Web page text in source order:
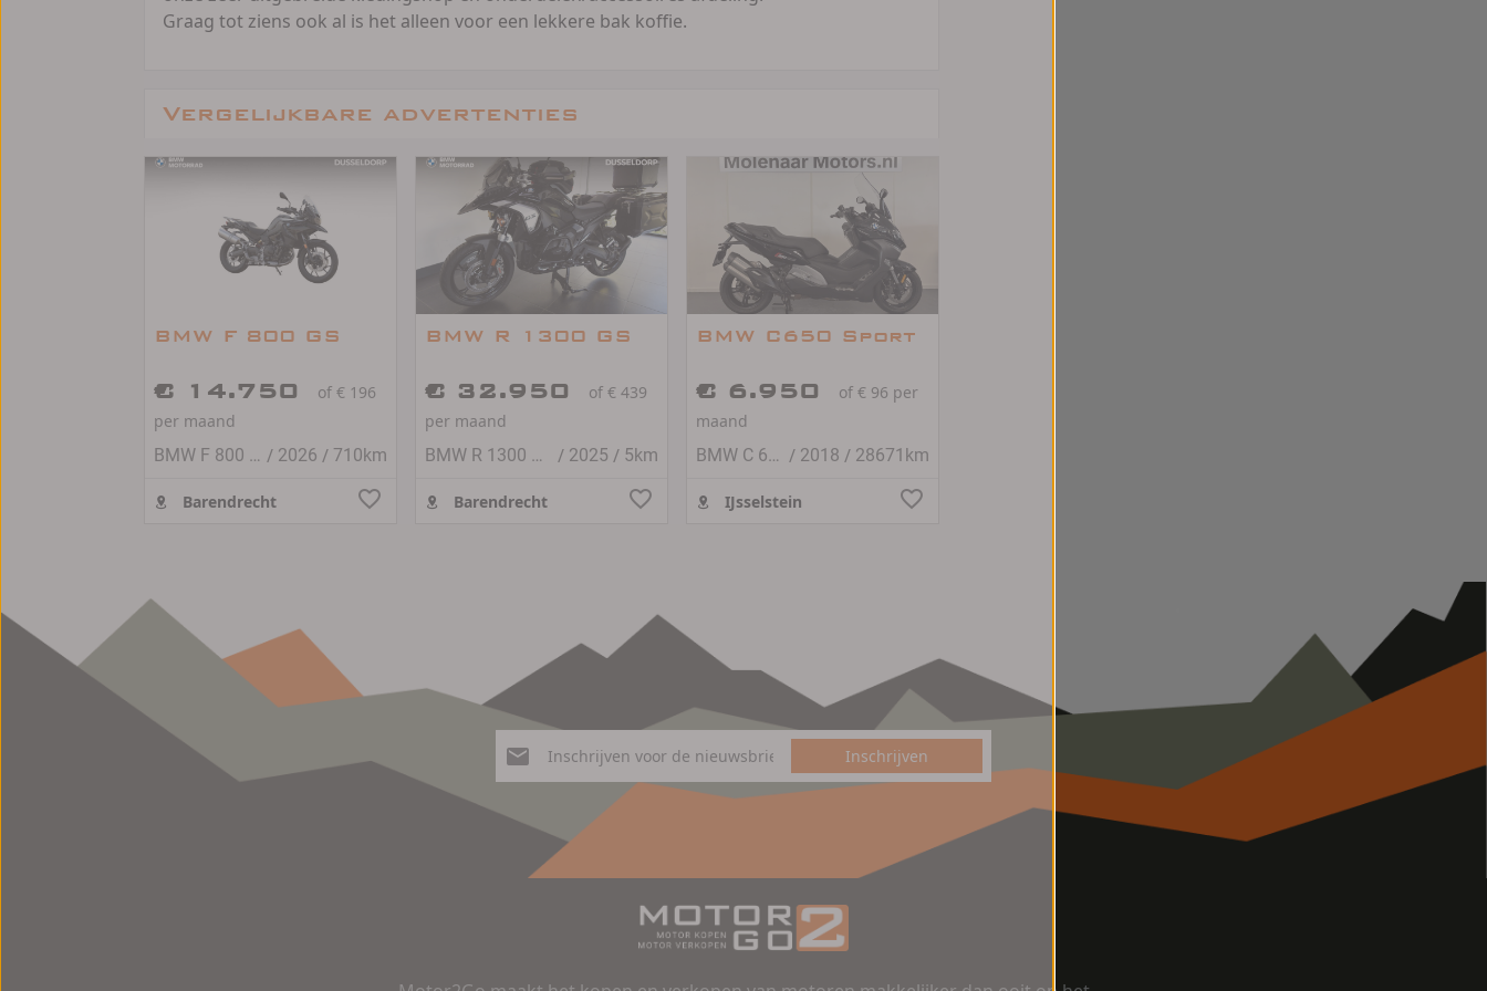
Graag tot ziens ook al is het alleen voor een lekkere bak koffie.
Vergelijkbare advertenties
BMW F 800 GS
€ 14.750
of € 196
per maand
BMW F 800 GS / 2026 / 710km
Barendrecht
BMW R 1300 GS
€ 32.950
of € 439
per maand
BMW R 1300 GS
/ 2025 / 5km
Barendrecht
BMW C650 Sport
€ 6.950
of € 96 per
maand
BMW C 650 SPORT / 2018 / 28671km
IJsselstein
Inschrijven